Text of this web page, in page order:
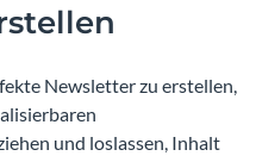
Newsletter zu erstellen,
und loslassen, Inhalt